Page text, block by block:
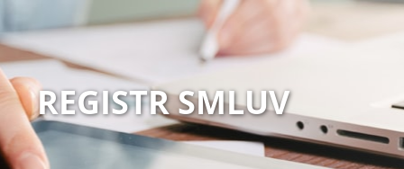
REGISTR SMLUV